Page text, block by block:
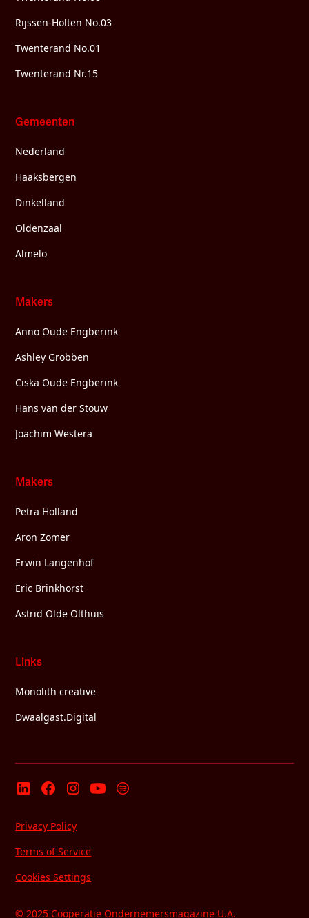
Rijssen-Holten No.03
Twenterand No.01
Twenterand Nr.15
Gemeenten
Nederland
Haaksbergen
Dinkelland
Oldenzaal
Almelo
Makers
Anno Oude Engberink
Ashley Grobben
Ciska Oude Engberink
Hans van der Stouw
Joachim Westera
Makers
Petra Holland
Aron Zomer
Erwin Langenhof
Eric Brinkhorst
Astrid Olde Olthuis
Links
Monolith creative
Dwaalgast.Digital
© 2025 Coöperatie Ondernemersmagazine U.A.
Privacy Policy
Terms of Service
Cookies Settings